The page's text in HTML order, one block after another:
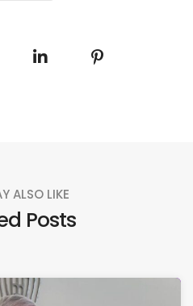
ALSO LIKE
Posts